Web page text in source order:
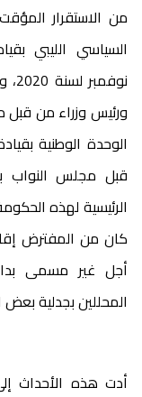
من الاستقرار
السياسي الليبي
الوحدة الوطنية
الرئيسية لهذه
كان من المفترض
أجل غير مسمى
المحللين بجدلية بعض
أدت هذه الأحداث